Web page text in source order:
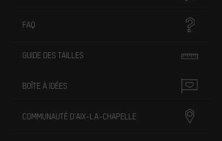
FAQ
GUIDE DES TAILLES
BOÎTE À IDÉES
COMMUNAUTÉ D'AIX-LA-CHAPELLE